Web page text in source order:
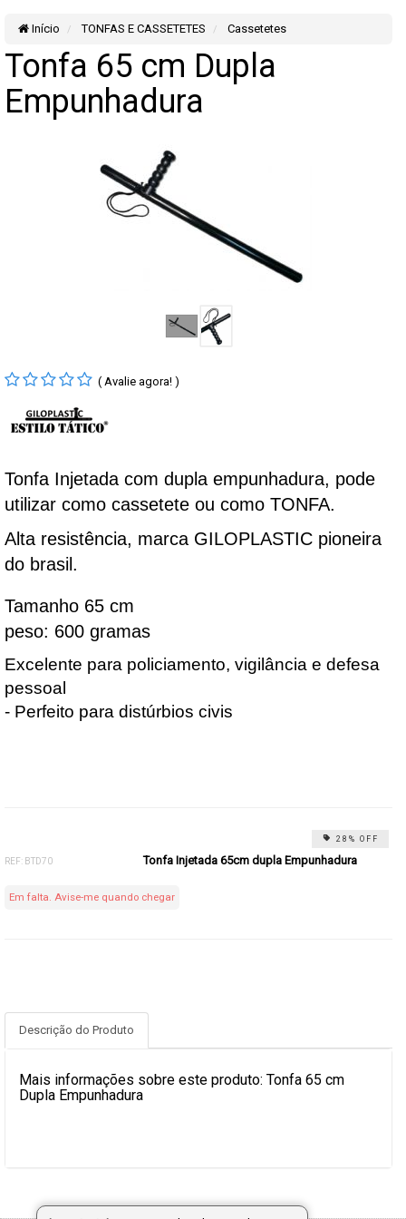
Início TONFAS E CASSETETES Cassetetes
Tonfa 65 cm Dupla
Empunhadura
( Avalie agora! )
Tonfa Injetada com dupla empunhadura, pode
utilizar como cassetete ou como TONFA.
Alta resistência, marca GILOPLASTIC pioneira
do brasil.
Tamanho 65 cm
peso: 600 gramas
Excelente para policiamento, vigilância e defesa
pessoal
- Perfeito para distúrbios civis
28% OFF
REF: BTD70 Tonfa Injetada 65cm dupla Empunhadura
Em falta. Avise-me quando chegar
Descrição do Produto
Mais informações sobre este produto: Tonfa 65 cm
Dupla Empunhadura